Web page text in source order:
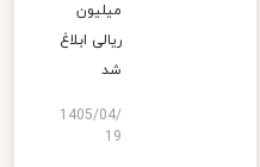
میلیون
ریالی ابلاغ
شد
1405/04/
19